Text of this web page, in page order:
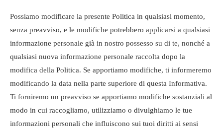
Possiamo modificare la presente Politica in qualsiasi momento,
senza preavviso, e le modifiche potrebbero applicarsi a qualsiasi
informazione personale già in nostro possesso su di te, nonché a
qualsiasi nuova informazione personale raccolta dopo la
modifica della Politica. Se apportiamo modifiche, ti informeremo
modificando la data nella parte superiore di questa Informativa.
Ti forniremo un preavviso se apportiamo modifiche sostanziali al
modo in cui raccogliamo, utilizziamo o divulghiamo le tue
informazioni personali che influiscono sui tuoi diritti ai sensi